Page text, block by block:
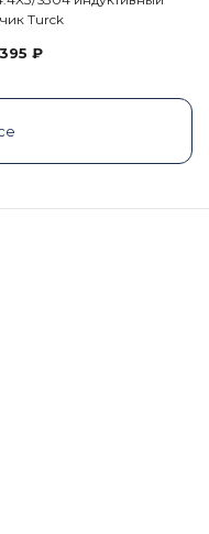
Turck
₽